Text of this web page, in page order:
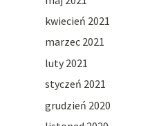
kwiecień 2021
marzec 2021
luty 2021
styczeń 2021
grudzień 2020